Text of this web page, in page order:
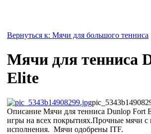
Вернуться к: Мячи для большого тенниса
Мячи для тенниса
Elite
Описание Мячи для тенниса Dunlop Fort
игры на всех покрытиях.Прочные мячи
исполнения. Мячи одобрены ITF.